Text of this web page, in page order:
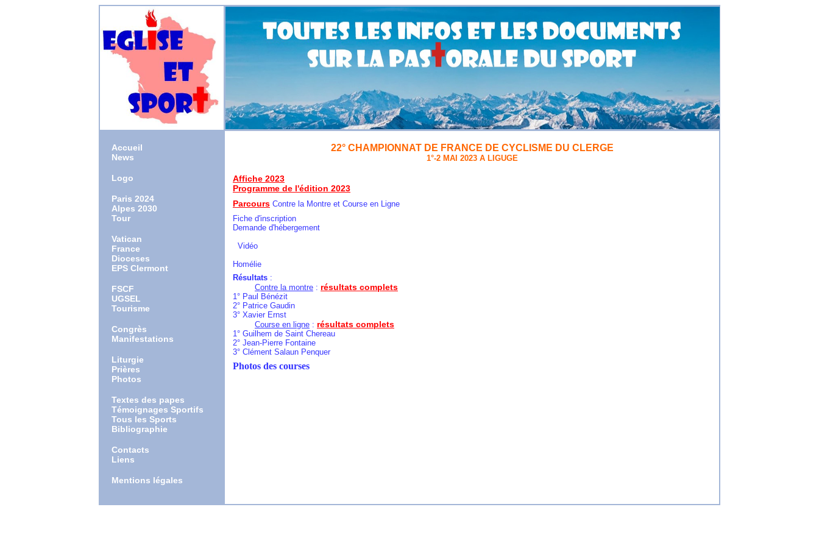
Accueil
News
Logo
Paris 2024
Alpes 2030
Tour
Vatican
France
Dioceses
EPS Clermont
FSCF
UGSEL
Tourisme
Congrès
Manifestations
Liturgie
Prières
Photos
Textes des papes
Témoignages Sportifs
Tous les Sports
Bibliographie
Contacts
Liens
Mentions légales
22° CHAMPIONNAT DE FRANCE DE CYCLISME DU CLERGE
1°-2 MAI 2023 A LIGUGE
Affiche 2023
Programme de l'édition 2023
Parcours Contre la Montre et Course en Ligne
Fiche d'inscription
Demande d'hébergement
Vidéo
Homélie
Résultats :
Contre la montre : résultats complets
1° Paul Bénézit
2° Patrice Gaudin
3° Xavier Ernst
Course en ligne : résultats complets
1° Guilhem de Saint Chereau
2° Jean-Pierre Fontaine
3° Clément Salaun Penquer
Photos des courses